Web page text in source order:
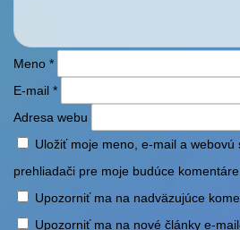
Meno *
E-mail *
Adresa webu
Uložiť moje meno, e-mail a webovú
prehliadači pre moje budúce komentáre.
Upozorniť ma na nadväzujúce
Upozorniť ma na nové články e-